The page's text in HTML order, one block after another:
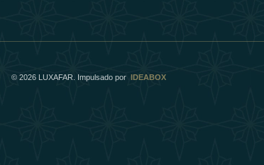
© 2026 LUXAFAR. Impulsado por IDEABOX